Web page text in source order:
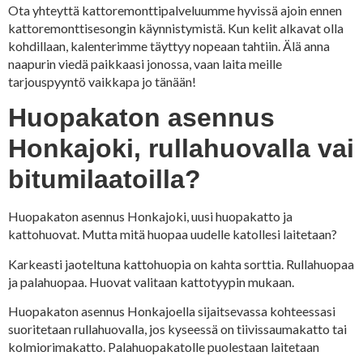
Ota yhteyttä kattoremonttipalveluumme hyvissä ajoin ennen
kattoremonttisesongin käynnistymistä. Kun kelit alkavat olla
kohdillaan, kalenterimme täyttyy nopeaan tahtiin. Älä anna
naapurin viedä paikkaasi jonossa, vaan laita meille
tarjouspyyntö vaikkapa jo tänään!
Huopakaton asennus
Honkajoki, rullahuovalla vai
bitumilaatoilla?
Huopakaton asennus Honkajoki, uusi huopakatto ja
kattohuovat. Mutta mitä huopaa uudelle katollesi laitetaan?
Karkeasti jaoteltuna kattohuopia on kahta sorttia. Rullahuopaa
ja palahuopaa. Huovat valitaan kattotyypin mukaan.
Huopakaton asennus Honkajoella sijaitsevassa kohteessasi
suoritetaan rullahuovalla, jos kyseessä on tiivissaumakatto tai
kolmiorimakatto. Palahuopakatolle puolestaan laitetaan